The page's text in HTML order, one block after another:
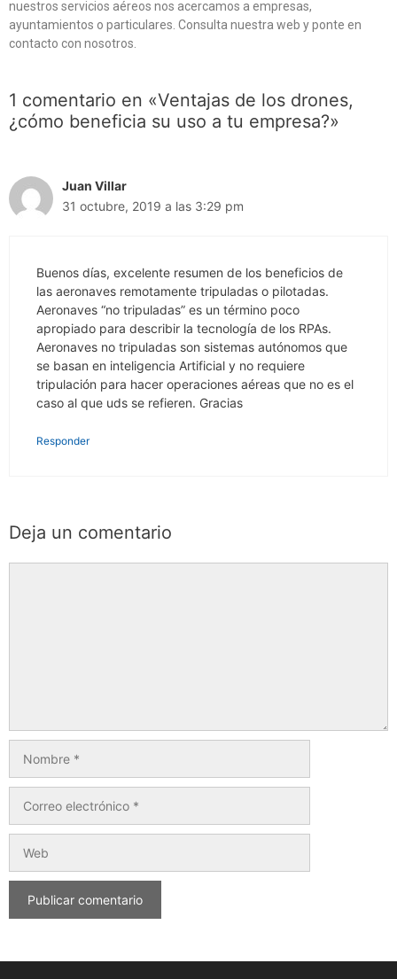
nuestros servicios aéreos nos acercamos a empresas,
ayuntamientos o particulares. Consulta nuestra web y ponte en
contacto con nosotros.
1 comentario en «Ventajas de los drones,
¿cómo beneficia su uso a tu empresa?»
Juan Villar
31 octubre, 2019 a las 3:29 pm
Buenos días, excelente resumen de los beneficios de
las aeronaves remotamente tripuladas o pilotadas.
Aeronaves “no tripuladas” es un término poco
apropiado para describir la tecnología de los RPAs.
Aeronaves no tripuladas son sistemas autónomos que
se basan en inteligencia Artificial y no requiere
tripulación para hacer operaciones aéreas que no es el
caso al que uds se refieren. Gracias
Responder
Deja un comentario